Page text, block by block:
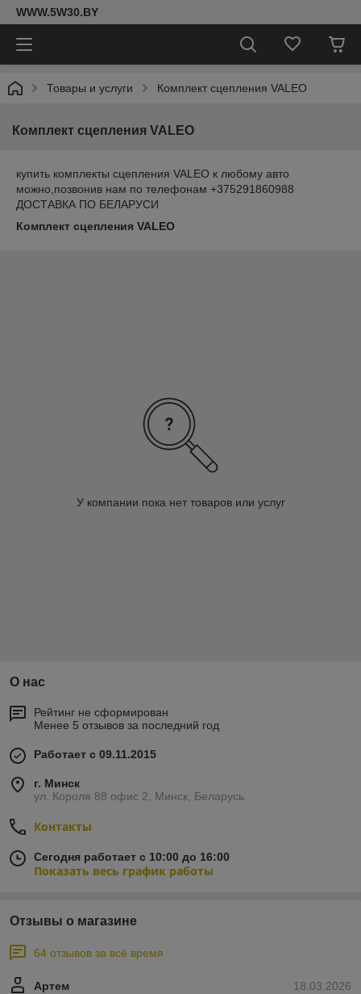
WWW.5W30.BY
Товары и услуги Комплект сцепления VALEO
Комплект сцепления VALEO
купить комплекты сцепления VALEO к любому авто
можно,позвонив нам по телефонам +375291860988
ДОСТАВКА ПО БЕЛАРУСИ
Комплект сцепления VALEO
У компании пока нет товаров или услуг
О нас
Рейтинг не сформирован
Менее 5 отзывов за последний год
Работает с 09.11.2015
г. Минск
ул. Короля 88 офис 2, Минск, Беларусь
Контакты
Сегодня работает с 10:00 до 16:00
Показать весь график работы
Отзывы о магазине
64 отзывов за всё время
18.03.2026
Артем